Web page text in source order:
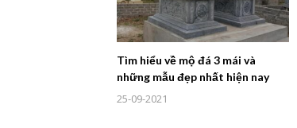
Tìm hiểu về mộ đá 3 mái và
những mẫu đẹp nhất hiện nay
25-09-2021